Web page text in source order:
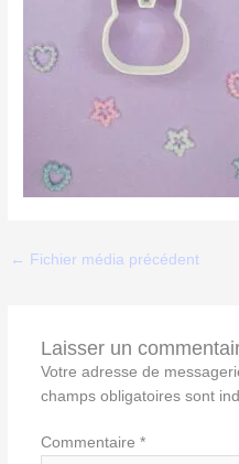
← Fichier média précédent
Laisser un
Votre adresse de
champs obligatoires sont
Commentaire *